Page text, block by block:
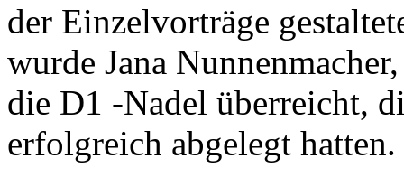
der Einzelvorträge
wurde Jana
die D1 -Nadel überreicht,
erfolgreich abgelegt hatten.